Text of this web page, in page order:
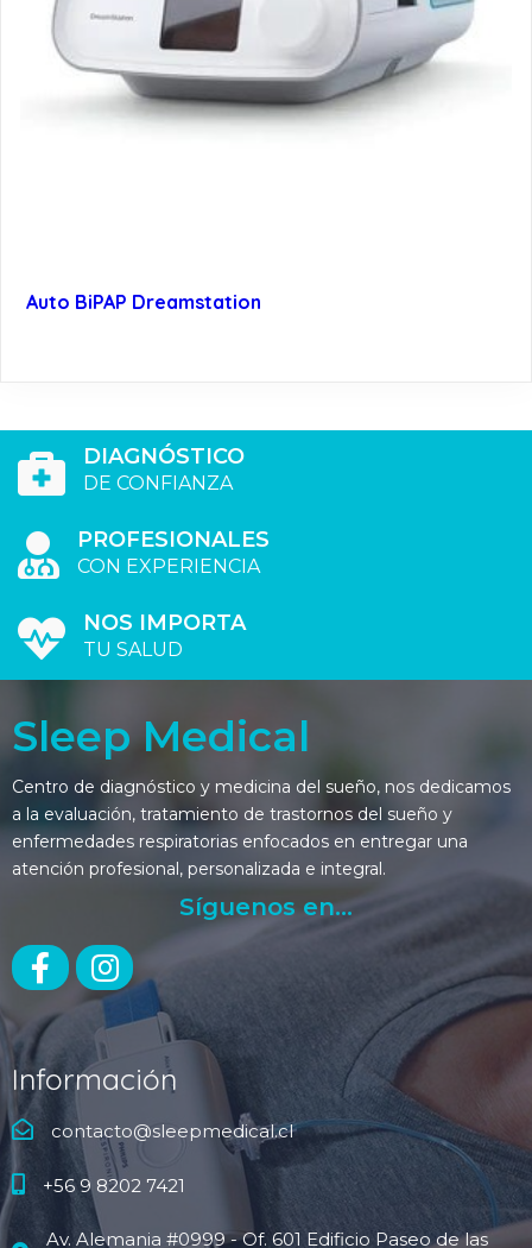
Auto BiPAP Dreamstation
DIAGNÓSTICO
DE CONFIANZA
PROFESIONALES
CON EXPERIENCIA
NOS IMPORTA
TU SALUD
Sleep Medical
Centro de diagnóstico y medicina del sueño, nos dedicamos
a la evaluación, tratamiento de trastornos del sueño y
enfermedades respiratorias enfocados en entregar una
atención profesional, personalizada e integral.
Síguenos en...
Información
contacto@sleepmedical.cl
+56 9 8202 7421
Av. Alemania #0999 - Of. 601 Edificio Paseo de las